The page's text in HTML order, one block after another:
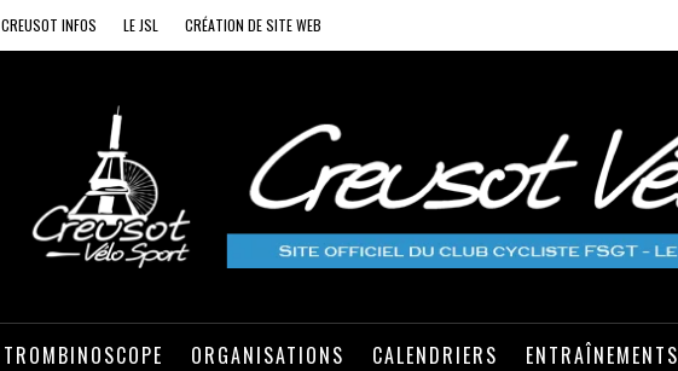
CREUSOT INFOS LE JSL CRÉATION DE SITE WEB
TROMBINOSCOPE ORGANISATIONS CALENDRIERS ENTRAÎNEMENTS